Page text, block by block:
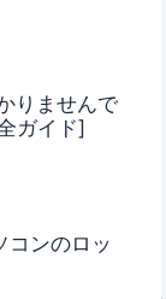
りませんで
ガイド]
ンのロッ